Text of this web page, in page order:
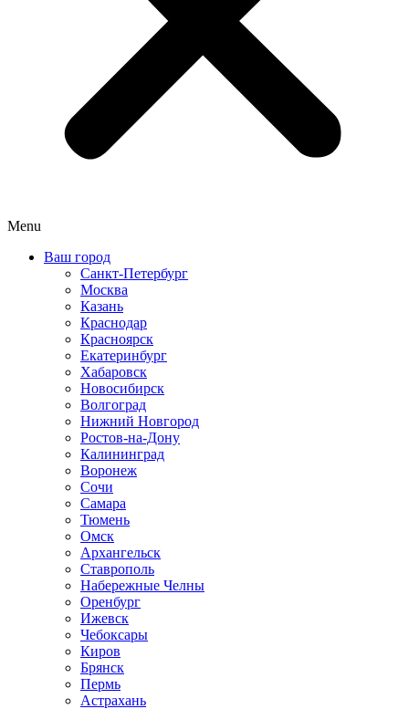
Menu
Ваш город
Санкт-Петербург
Москва
Казань
Краснодар
Красноярск
Екатеринбург
Хабаровск
Новосибирск
Волгоград
Нижний Новгород
Ростов-на-Дону
Калининград
Воронеж
Сочи
Самара
Тюмень
Омск
Архангельск
Ставрополь
Набережные Челны
Оренбург
Ижевск
Чебоксары
Киров
Брянск
Пермь
Астрахань